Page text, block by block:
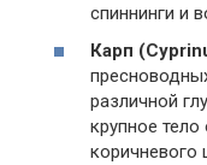
спиннинги и
Карп
различной
крупное
коричневого